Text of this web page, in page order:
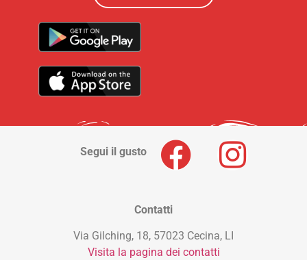
Segui il gusto
Contatti
Via Gilching, 18, 57023 Cecina, LI
Visita la pagina dei contatti